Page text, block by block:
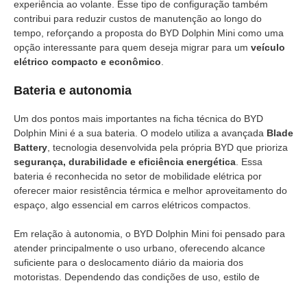
experiência ao volante. Esse tipo de configuração também
contribui para reduzir custos de manutenção ao longo do
tempo, reforçando a proposta do BYD Dolphin Mini como uma
opção interessante para quem deseja migrar para um veículo
elétrico compacto e econômico
Bateria e autonomia
Um dos pontos mais importantes na ficha técnica do BYD
Dolphin Mini é a sua bateria. O modelo utiliza a avançada Blade
Battery , tecnologia desenvolvida pela própria BYD que prioriza
segurança, durabilidade e eficiência energética . Essa
bateria é reconhecida no setor de mobilidade elétrica por
oferecer maior resistência térmica e melhor aproveitamento do
espaço, algo essencial em carros elétricos compactos.
Em relação à autonomia, o BYD Dolphin Mini foi pensado para
atender principalmente o uso urbano, oferecendo alcance
suficiente para o deslocamento diário da maioria dos
motoristas. Dependendo das condições de uso, estilo de